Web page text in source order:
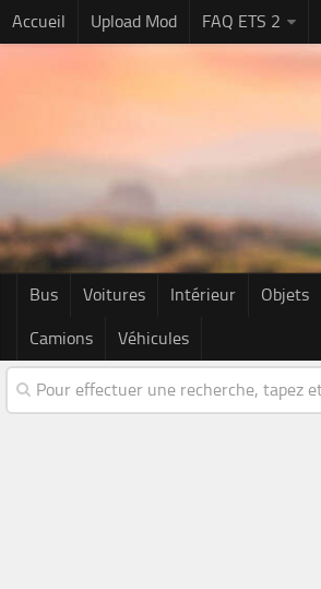
Accueil Upload Mod FAQ ETS 2
Bus Voitures Intérieur Objets
Camions Véhicules